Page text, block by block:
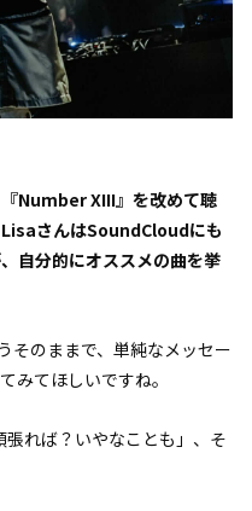
Number XIII』を改めて聴
さんはSoundCloudにも
自分的にオススメの曲を挙
そのままで、単純なメッセー
みてほしいですね。
張れば？いやなことも」、そ